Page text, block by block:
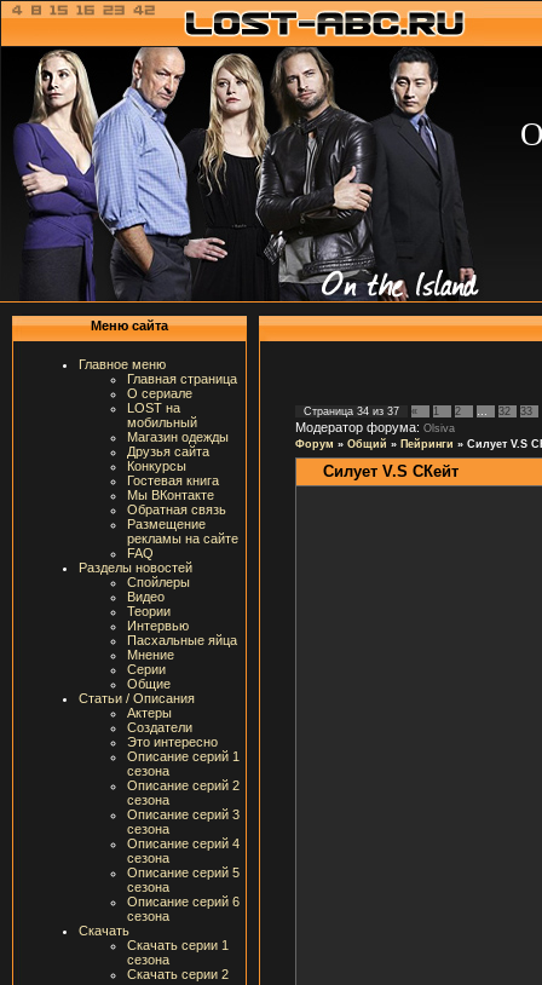
Меню сайта
Главное меню
Главная страница
О сериале
LOST на
мобильный
Магазин одежды
Друзья сайта
Конкурсы
Гостевая книга
Мы ВКонтакте
Обратная связь
Размещение
рекламы на сайте
FAQ
Разделы новостей
Спойлеры
Видео
Теории
Интервью
Пасхальные яйца
Мнение
Серии
Общие
Статьи / Описания
Актеры
Создатели
Это интересно
Описание серий 1
сезона
Описание серий 2
сезона
Описание серий 3
сезона
Описание серий 4
сезона
Описание серий 5
сезона
Описание серий 6
сезона
Скачать
Скачать серии 1
сезона
Скачать серии 2
Страница 34 из 37 « 1 2 32 33
Модератор форума: Olsiva
Форум » Общий » Пейринги » Силует V.S
Силует V.S СКейт